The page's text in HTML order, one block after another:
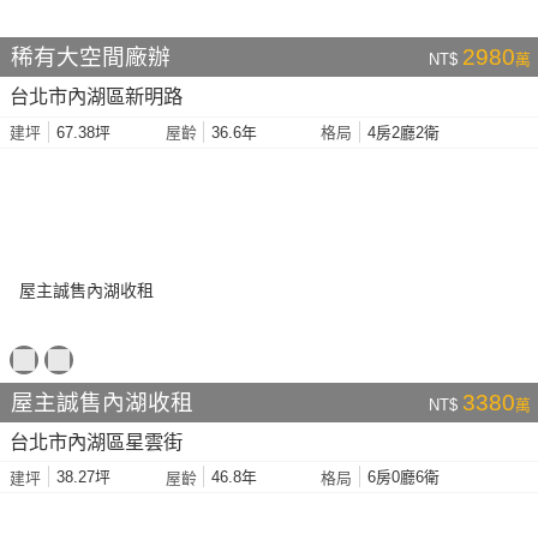
稀有大空間廠辦 NT$ 2980萬
台北市內湖區新明路
建坪 67.38坪 屋齡 36.6年 格局 4房2廳2衛
屋主誠售內湖收租 NT$ 3380萬
台北市內湖區星雲街
建坪 38.27坪 屋齡 46.8年 格局 6房0廳6衛